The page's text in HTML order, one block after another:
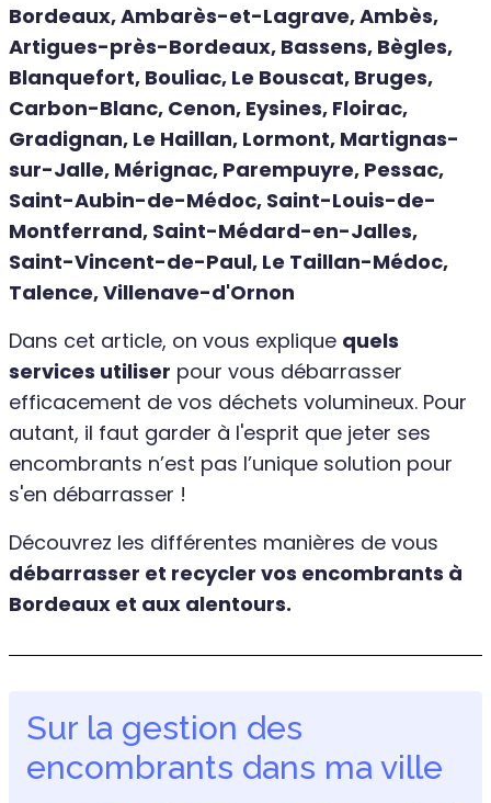
Bordeaux, Ambarès-et-Lagrave, Ambès,
Artigues-près-Bordeaux, Bassens, Bègles,
Blanquefort, Bouliac, Le Bouscat, Bruges,
Carbon-Blanc, Cenon, Eysines, Floirac,
Gradignan, Le Haillan, Lormont, Martignas-
sur-Jalle, Mérignac, Parempuyre, Pessac,
Saint-Aubin-de-Médoc, Saint-Louis-de-
Montferrand, Saint-Médard-en-Jalles,
Saint-Vincent-de-Paul, Le Taillan-Médoc,
Talence, Villenave-d'Ornon
Dans cet article, on vous explique quels
services utiliser pour vous débarrasser
efficacement de vos déchets volumineux. Pour
autant, il faut garder à l'esprit que jeter ses
encombrants n’est pas l’unique solution pour
s'en débarrasser !
Découvrez les différentes manières de vous
débarrasser et recycler vos encombrants à
Bordeaux et aux alentours.
Sur la gestion des
encombrants dans ma ville